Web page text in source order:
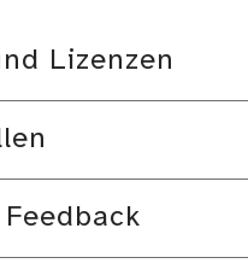
Lizenzen